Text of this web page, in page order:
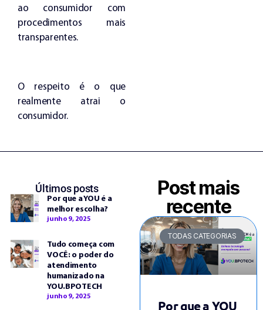
ao consumidor com
procedimentos mais
transparentes.
O respeito é o que
realmente atrai o
consumidor.
Últimos posts
Por que a YOU é a
melhor escolha?
junho 9, 2025
Tudo começa com
VOCÊ: o poder do
atendimento
humanizado na
YOU.BPOTECH
junho 9, 2025
Post mais
recente
TODAS CATEGORIAS
Por que a YOU